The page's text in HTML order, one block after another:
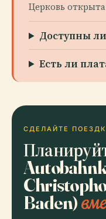
Церковь
Доступны
Есть ли
СДЕЛАЙТЕ
Baden)